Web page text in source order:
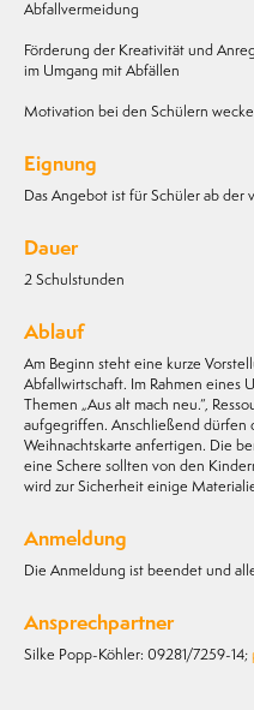
Abfallvermeidung
Förderung der Kreativität und
im Umgang mit Abfällen
Motivation bei den Schülern
Eignung
Das Angebot ist für Schüler ab der
Dauer
2 Schulstunden
Ablauf
Am Beginn steht eine kurze
Abfallwirtschaft. Im Rahmen eines
Themen „Aus alt mach neu.“,
aufgegriffen. Anschließend dürfen
Weihnachtskarte anfertigen. Die
eine Schere sollten von den
wird zur Sicherheit einige
Anmeldung
Die Anmeldung ist beendet und
Ansprechpartner
Silke Popp-Köhler: 09281/7259-14;